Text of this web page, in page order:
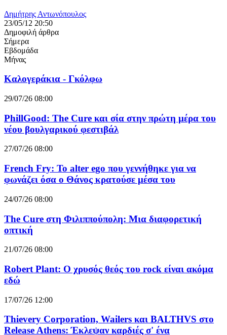
Δημήτρης Αντωνόπουλος
23/05/12 20:50
Δημοφιλή άρθρα
Σήμερα
Εβδομάδα
Μήνας
Καλογεράκια - Γκόλφω
29/07/26 08:00
PhillGood: The Cure και σία στην πρώτη μέρα του
νέου βουλγαρικού φεστιβάλ
27/07/26 08:00
French Fry: Το alter ego που γεννήθηκε για να
φωνάζει όσα ο Θάνος κρατούσε μέσα του
24/07/26 08:00
The Cure στη Φιλιππούπολη: Μια διαφορετική
οπτική
21/07/26 08:00
Robert Plant: Ο χρυσός θεός του rock είναι ακόμα
εδώ
17/07/26 12:00
Thievery Corporation, Wailers και BALTHVS στο
Release Athens: Έκλεψαν καρδιές σ' ένα